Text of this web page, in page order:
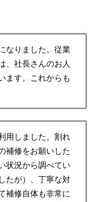
なりました。従業
、社長さんのお人
ます。これからも
用しました。割れ
補修をお願いした
状況から調べてい
たが）、丁寧な対
補修自体も非常に